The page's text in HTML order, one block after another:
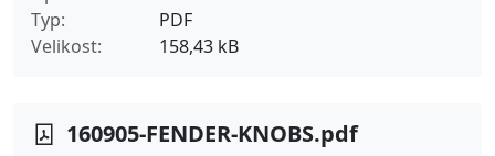
Typ
PDF
Velikost
158,43 kB
160905-FENDER-KNOBS.pdf